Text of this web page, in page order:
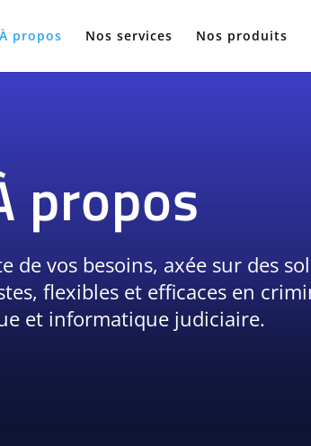
À propos Nos services Nos produits
propos
de vos besoins, axée sur des
flexibles et efficaces en
et informatique judiciaire.